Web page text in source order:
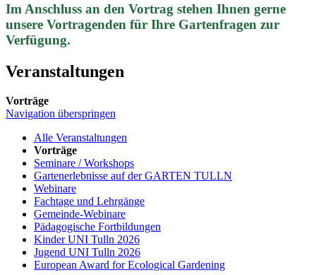
Im Anschluss an den Vortrag stehen Ihnen gerne
unsere Vortragenden für Ihre Gartenfragen zur
Verfügung.
Veranstaltungen
Vorträge
Navigation überspringen
Alle Veranstaltungen
Vorträge
Seminare / Workshops
Gartenerlebnisse auf der GARTEN TULLN
Webinare
Fachtage und Lehrgänge
Gemeinde-Webinare
Pädagogische Fortbildungen
Kinder UNI Tulln 2026
Jugend UNI Tulln 2026
European Award for Ecological Gardening